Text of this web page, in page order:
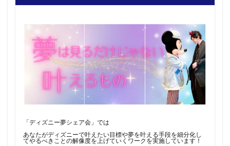
「ディズニー夢シェア会」では
あなたがディズニーで叶えたい目標や夢を叶える手段を細分化し
てやるべきことの解像度を上げていくワークを実施しています！